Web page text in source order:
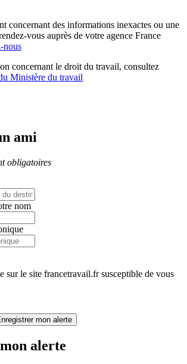
concernant des informations inexactes ou une
vous auprès de votre agence France
nous
concernant le droit du travail, consultez
Ministère du travail
ami
obligatoires
nom
sur le site francetravail.fr susceptible de vous
mon alerte
alerte